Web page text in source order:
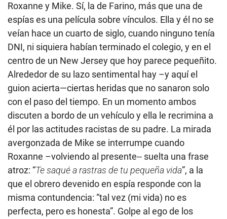
Roxanne y Mike. Sí, la de Farino, más que una de
espías es una película sobre vínculos. Ella y él no se
veían hace un cuarto de siglo, cuando ninguno tenía
DNI, ni siquiera habían terminado el colegio, y en el
centro de un New Jersey que hoy parece pequeñito.
Alrededor de su lazo sentimental hay –y aquí el
guion acierta—ciertas heridas que no sanaron solo
con el paso del tiempo. En un momento ambos
discuten a bordo de un vehículo y ella le recrimina a
él por las actitudes racistas de su padre. La mirada
avergonzada de Mike se interrumpe cuando
Roxanne –volviendo al presente-- suelta una frase
atroz: “Te saqué a rastras de tu pequeña vida”, a la
que el obrero devenido en espía responde con la
misma contundencia: “tal vez (mi vida) no es
perfecta, pero es honesta”. Golpe al ego de los